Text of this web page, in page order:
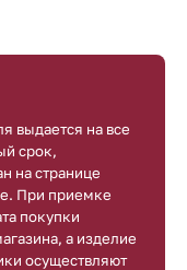
выдается на все
срок,
на странице
При приемке
покупки
а изделие
осуществляют